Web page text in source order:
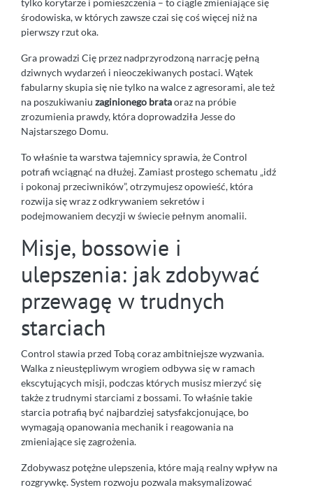
tylko korytarze i pomieszczenia – to ciągle zmieniające się
środowiska, w których zawsze czai się coś więcej niż na
pierwszy rzut oka.
Gra prowadzi Cię przez nadprzyrodzoną narrację pełną
dziwnych wydarzeń i nieoczekiwanych postaci. Wątek
fabularny skupia się nie tylko na walce z agresorami, ale też
na poszukiwaniu zaginionego brataoraz na próbie
zrozumienia prawdy, która doprowadziła Jesse do
Najstarszego Domu.
To właśnie ta warstwa tajemnicy sprawia, że Control
potrafi wciągnąć na dłużej. Zamiast prostego schematu „idź
i pokonaj przeciwników”, otrzymujesz opowieść, która
rozwija się wraz z odkrywaniem sekretów i
podejmowaniem decyzji w świecie pełnym anomalii.
Misje, bossowie i
ulepszenia: jak zdobywać
przewagę w trudnych
starciach
Control stawia przed Tobą coraz ambitniejsze wyzwania.
Walka z nieustępliwym wrogiem odbywa się w ramach
ekscytujących misji, podczas których musisz mierzyć się
także z trudnymi starciami z bossami. To właśnie takie
starcia potrafią być najbardziej satysfakcjonujące, bo
wymagają opanowania mechanik i reagowania na
zmieniające się zagrożenia.
Zdobywasz potężne ulepszenia, które mają realny wpływ na
rozgrywkę. System rozwoju pozwala maksymalizować